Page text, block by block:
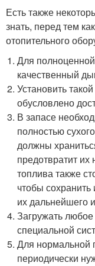
Есть также
знать, перед тем
отопительного
Для
качественный
Установить
обусловлено
В запасе
полностью
должны
предотвратит
топлива также
чтобы
их дальнейшего
Загружать
специальной
Для нормальной
периодически